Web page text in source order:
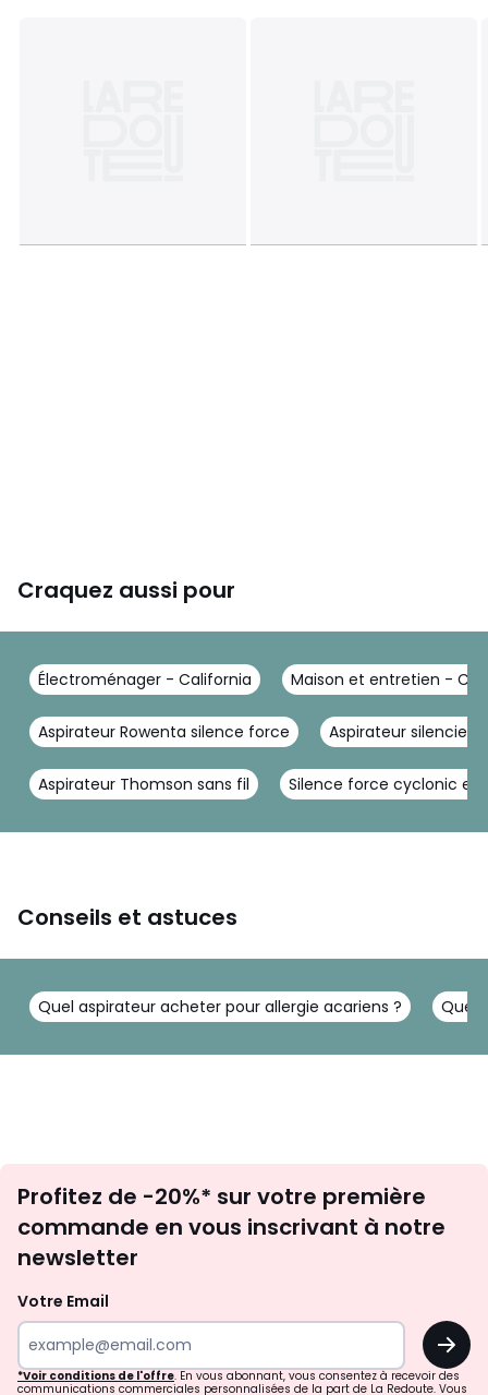
Craquez aussi pour
Électroménager - California Maison et entretien -
Aspirateur Rowenta silence force Aspirateur
Aspirateur Thomson sans fil Silence force cyclonic
Conseils et astuces
Quel aspirateur acheter pour allergie acariens ? Quel
newsletter
Profitez de -20%* sur votre première
commande en vous inscrivant à notre
newsletter
Votre Email
OK
*Voir conditions de l'offre. En vous abonnant, vous consentez à recevoir des
communications commerciales personnalisées de la part de La Redoute. Vous